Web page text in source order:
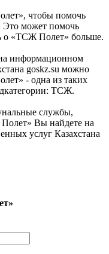
чтобы помочь
Это может помочь
о «ТСЖ Полет» больше.
информационном
goskz.su можно
- одна из таких
ТСЖ.
службы,
Вы найдете на
услуг Казахстана